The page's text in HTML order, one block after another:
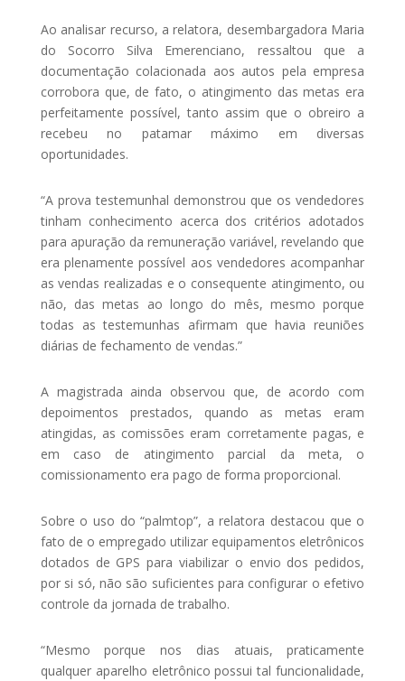
Ao analisar recurso, a relatora, desembargadora Maria
do Socorro Silva Emerenciano, ressaltou que a
documentação colacionada aos autos pela empresa
corrobora que, de fato, o atingimento das metas era
perfeitamente possível, tanto assim que o obreiro a
recebeu no patamar máximo em diversas
oportunidades.
“A prova testemunhal demonstrou que os vendedores
tinham conhecimento acerca dos critérios adotados
para apuração da remuneração variável, revelando que
era plenamente possível aos vendedores acompanhar
as vendas realizadas e o consequente atingimento, ou
não, das metas ao longo do mês, mesmo porque
todas as testemunhas afirmam que havia reuniões
diárias de fechamento de vendas.”
A magistrada ainda observou que, de acordo com
depoimentos prestados, quando as metas eram
atingidas, as comissões eram corretamente pagas, e
em caso de atingimento parcial da meta, o
comissionamento era pago de forma proporcional.
Sobre o uso do “palmtop”, a relatora destacou que o
fato de o empregado utilizar equipamentos eletrônicos
dotados de GPS para viabilizar o envio dos pedidos,
por si só, não são suficientes para configurar o efetivo
controle da jornada de trabalho.
“Mesmo porque nos dias atuais, praticamente
qualquer aparelho eletrônico possui tal funcionalidade,